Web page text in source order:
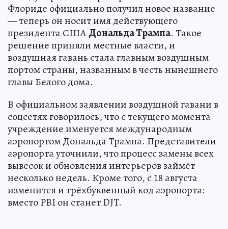
Флориде официально получил новое название
— теперь он носит имя действующего
президента СШАДональда Трампа. Такое
решение приняли местные власти, и
воздушная гавань стала главным воздушным
портом страны, названным в честь нынешнего
главы Белого дома.
В официальном заявлении воздушной гавани в
соцсетях говорилось, что с текущего момента
учреждение именуется международным
аэропортом Дональда Трампа. Представители
аэропорта уточнили, что процесс замены всех
вывесок и обновления интерьеров займёт
несколько недель. Кроме того, с 18 августа
изменится и трёхбуквенный код аэропорта:
вместо PBI он станет DJT.